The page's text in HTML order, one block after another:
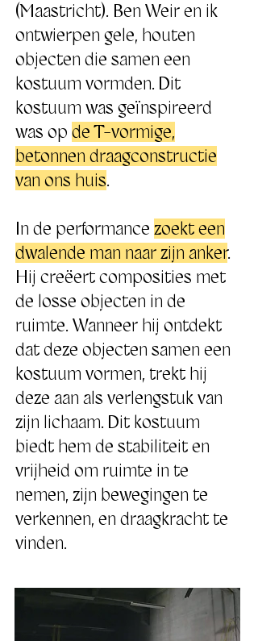
(Maastricht). Ben Weir en ik
ontwierpen gele, houten
objecten die samen een
kostuum vormden. Dit
kostuum was geïnspireerd
was op de T-vormige,
betonnen draagconstructie
van ons huis.
In de performance zoekt een
dwalende man naar zijn anker.
Hij creëert composities met
de losse objecten in de
ruimte. Wanneer hij ontdekt
dat deze objecten samen een
kostuum vormen, trekt hij
deze aan als verlengstuk van
zijn lichaam. Dit kostuum
biedt hem de stabiliteit en
vrijheid om ruimte in te
nemen, zijn bewegingen te
verkennen, en draagkracht te
vinden.